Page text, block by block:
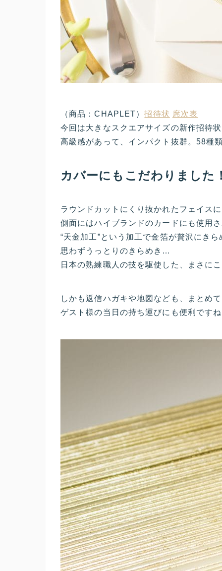
（商品：CHAPLET）招待状 席次表
今回は大きなスクエアサイズの新作招待
高級感があって、インパクト抜群。58種
カバーにもこだわりました
ラウンドカットにくり抜かれたフェイス
側面にはハイブランドのカードにも使用
“天金加工”という加工で金箔が贅沢にき
思わずうっとりのきらめき…
日本の熟練職人の技を駆使した、まさに
しかも返信ハガキや地図なども、まとめ
ゲスト様の当日の持ち運びにも便利です